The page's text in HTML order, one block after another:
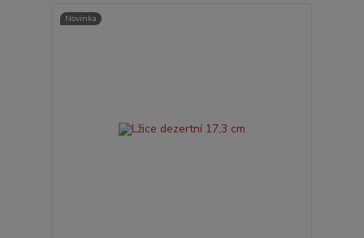
Novinka